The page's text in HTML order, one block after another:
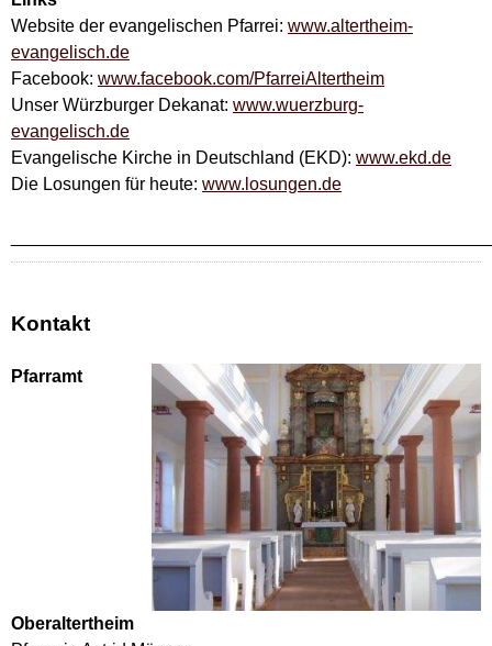
Website der evangelischen Pfarrei: www.altertheim-
evangelisch.de
Facebook: www.facebook.com/PfarreiAltertheim
Unser Würzburger Dekanat: www.wuerzburg-
evangelisch.de
Evangelische Kirche in Deutschland (EKD): www.ekd.de
Die Losungen für heute: www.losungen.de
Kontakt
Pfarramt
Oberaltertheim